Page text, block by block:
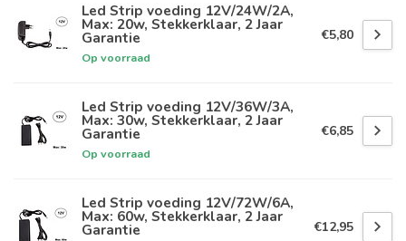
Led Strip voeding 12V/24W/2A,
Max: 20w, Stekkerklaar, 2 Jaar
Garantie
Op voorraad
€5,80
Led Strip voeding 12V/36W/3A,
Max: 30w, Stekkerklaar, 2 Jaar
Garantie
Op voorraad
€6,85
Led Strip voeding 12V/72W/6A,
Max: 60w, Stekkerklaar, 2 Jaar
Garantie €12,95